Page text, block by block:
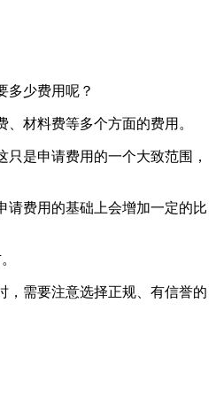
多少费用呢？
材料费等多个方面的费用。
是申请费用的一个大致范围，
请费用的基础上会增加一定的比
，需要注意选择正规、有信誉的